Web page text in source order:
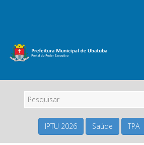
IPTU 2026 Saúde TPA